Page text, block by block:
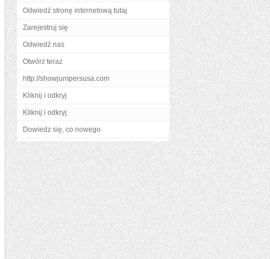
Odwiedź stronę internetową tutaj
Zarejestruj się
Odwiedź nas
Otwórz teraz
http://showjumpersusa.com
Kliknij i odkryj
Kliknij i odkryj
Dowiedz się, co nowego